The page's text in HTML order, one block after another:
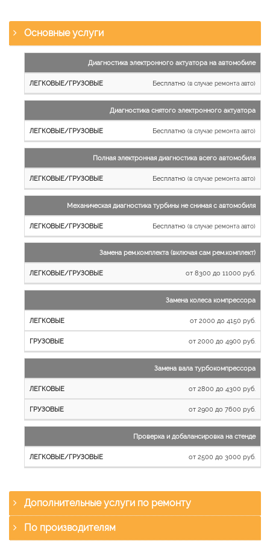
Основные услуги
работы
Легковые
и
Грузовые
автомобили
Диагностика электронного актуатора на автомобиле
Бесплатно (в случае ремонта авто)
Диагностика снятого электронного актуатора
Бесплатно (в случае ремонта авто)
Полная электронная диагностика всего автомобиля
Бесплатно (в случае ремонта авто)
Механическая диагностика турбины не снимая с автомобиля
Бесплатно (в случае ремонта авто)
Замена рем.комплекта (включая сам рем.комплект)
от 8300 до 11000 руб.
Замена колеса компрессора
от 2000 до 4150 руб.
от 2000 до 4900 руб.
Замена вала турбокомпрессора
от 2800 до 4300 руб.
от 2900 до 7600 руб.
Проверка и добалансировка на стенде
от 2500 до 3000 руб.
Дополнительные услуги по ремонту
По производителям